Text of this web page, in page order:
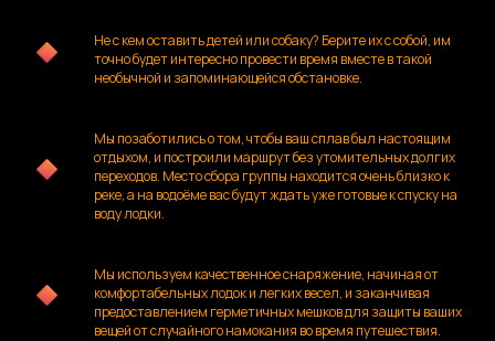
Не с кем оставить детей или собаку? Берите их с собой, им
точно будет интересно провести время вместе в такой
необычной и запоминающейся обстановке.
Мы позаботились о том, чтобы ваш сплав был настоящим
отдыхом, и построили маршрут без утомительных долгих
переходов. Место сбора группы находится очень близко к
реке, а на водоёме вас будут ждать уже готовые к спуску на
воду лодки.
Мы используем качественное снаряжение, начиная от
комфортабельных лодок и легких весел, и заканчивая
предоставлением герметичных мешков для защиты ваших
вещей от случайного намокания во время путешествия.